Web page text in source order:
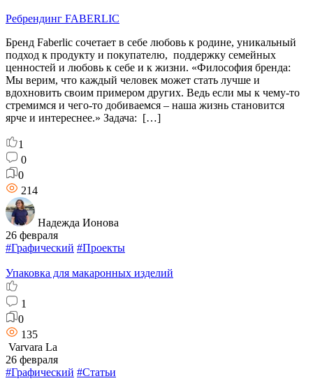
Ребрендинг FABERLIC
Бренд Faberlic сочетает в себе любовь к родине, уникальный
подход к продукту и покупателю, поддержку семейных
ценностей и любовь к себе и к жизни. «Философия бренда:
Мы верим, что каждый человек может стать лучше и
вдохновить своим примером других. Ведь если мы к чему-то
стремимся и чего-то добиваемся – наша жизнь становится
ярче и интереснее.» Задача: […]
1
0
0
214
Надежда Ионова
26 февраля
#Графический #Проекты
Упаковка для макаронных изделий
1
0
135
Varvara La
26 февраля
#Графический #Статьи